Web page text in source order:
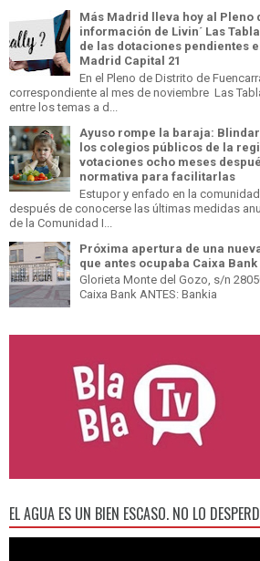
Más Madrid lleva hoy al Pleno
información de Livin´ Las
de las dotaciones pendientes
Madrid Capital 21
En el Pleno de Distrito de
correspondiente al mes de noviembre Las
entre los temas a d...
Ayuso rompe la baraja:
los colegios públicos de la
votaciones ocho meses
normativa para facilitarlas
Estupor y enfado en la
después de conocerse las últimas medidas
de la Comunidad I...
Próxima apertura de una
que antes ocupaba Caixa Bank
Glorieta Monte del Gozo, s/n
Caixa Bank ANTES: Bankia
EL AGUA ES UN BIEN ESCASO. NO LO